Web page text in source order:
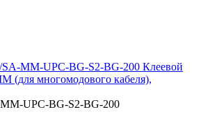
MM-UPC-BG-S2-BG-200 Клеевой
(для многомодового кабеля),
UPC-BG-S2-BG-200